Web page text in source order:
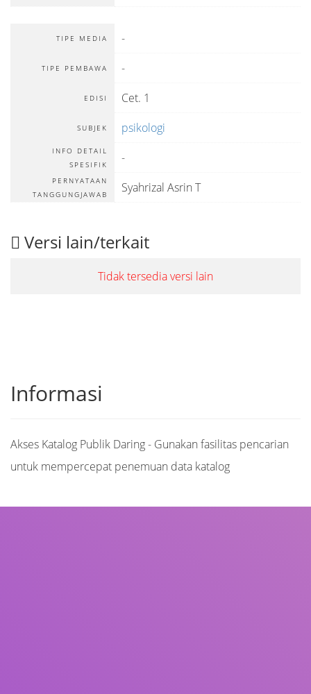
TIPE MEDIA -
TIPE PEMBAWA -
EDISI Cet. 1
SUBJEK psikologi
INFO DETAIL
SPESIFIK
-
PERNYATAAN
TANGGUNGJAWAB
Syahrizal Asrin T
Versi lain/terkait
Tidak tersedia versi lain
Informasi
Akses Katalog Publik Daring - Gunakan fasilitas pencarian
untuk mempercepat penemuan data katalog